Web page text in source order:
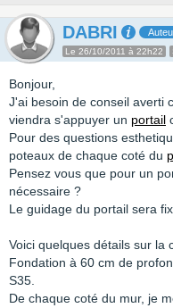
DABRI
Le 26/10/2011 à 22h22
Bonjour,
J'ai besoin de conseil averti
viendra s'appuyer un portail
Pour des questions
poteaux de chaque coté du
Pensez vous que pour un
nécessaire ?
Le guidage du portail sera
Voici quelques détails sur la
Fondation à 60 cm de
S35.
De chaque coté du mur, je